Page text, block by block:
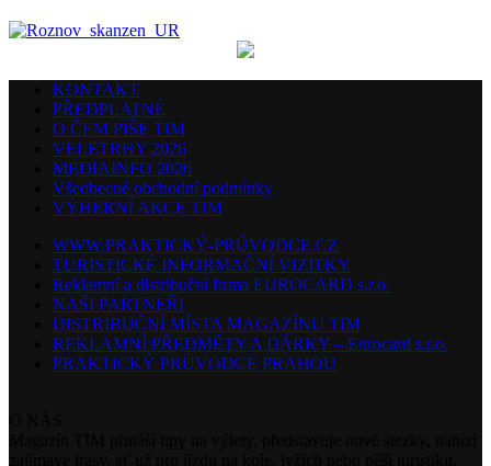
KONTAKT
PŘEDPLATNÉ
O ČEM PÍŠE TIM
VELETRHY 2026
MEDIAINFO 2026
Všeobecné obchodní podmínky
VÝHERNÍ AKCE TIM
WWW.PRAKTICKÝ-PRŮVODCE.CZ
TURISTICKÉ INFORMAČNÍ VIZITKY
Reklamní a distribuční firma EUROCARD s.r.o.
NAŠI PARTNEŘI
DISTRIBUČNÍ MÍSTA MAGAZÍNU TIM
REKLAMNÍ PŘEDMĚTY A DÁRKY – Eurocard s.r.o.
PRAKTICKÝ PRŮVODCE PRAHOU